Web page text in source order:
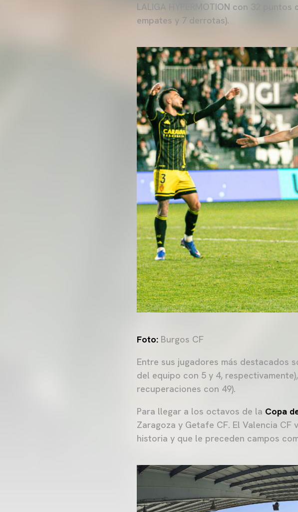
LALIGA HYPERMOTION con 32
empates y 7 derrotas).
Foto: Burgos CF
Entre sus jugadores más destacados
del equipo con 5 y 4, respectivamente),
recuperaciones con 49).
Para llegar a los octavos de la Copa
Zaragoza y Getafe CF. El Valencia CF
historia y que le preceden campos